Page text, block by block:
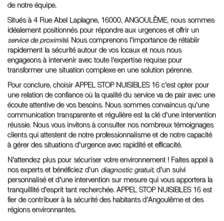
de notre équipe.
Situés à 4 Rue Abel Laplagne, 16000, ANGOULÊME, nous sommes
idéalement positionnés pour répondre aux urgences et offrir un
service de proximité. Nous comprenons l'importance de rétablir
rapidement la sécurité autour de vos locaux et nous nous
engageons à intervenir avec toute l'expertise requise pour
transformer une situation complexe en une solution pérenne.
Pour conclure, choisir APPEL STOP NUISIBLES 16 c'est opter pour
une relation de confiance où la qualité du service va de pair avec une
écoute attentive de vos besoins. Nous sommes convaincus qu'une
communication transparente et régulière est la clé d'une intervention
réussie. Nous vous invitons à consulter nos nombreux témoignages
clients qui attestent de notre professionnalisme et de notre capacité
à gérer des situations d'urgence avec rapidité et efficacité.
N'attendez plus pour sécuriser votre environnement ! Faites appel à
nos experts et bénéficiez d'un diagnostic gratuit, d'un suivi
personnalisé et d'une intervention sur mesure qui vous apportera la
tranquillité d'esprit tant recherchée. APPEL STOP NUISIBLES 16 est
fier de contribuer à la sécurité des habitants d'Angoulême et des
régions environnantes.